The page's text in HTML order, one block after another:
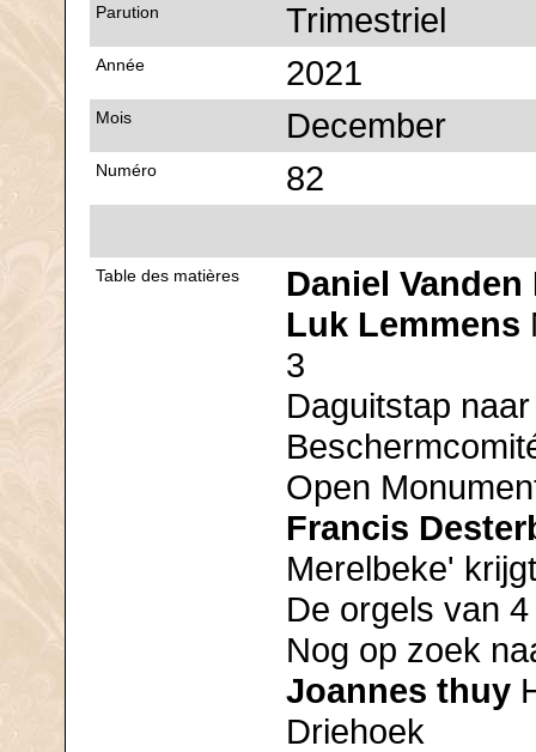
Parution Trimestriel
Année 2021
Mois December
Numéro 82
Table des matières
Daniel
Luk Lemmens
3
Daguitstap
Open
Francis
Merelbeke'
De orgels van
Nog op zoek
Joannes thuy
Driehoek